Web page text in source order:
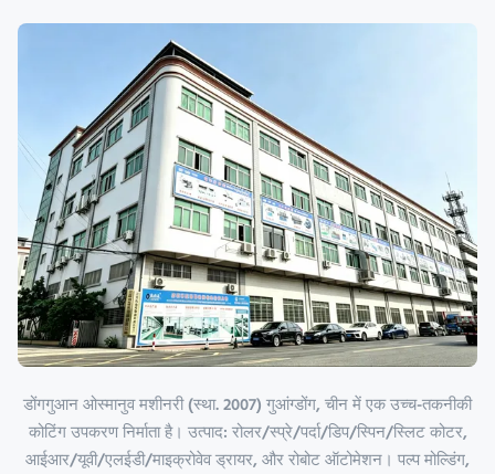
डोंगगुआन ओस्मानुव मशीनरी (स्था. 2007) गुआंग्डोंग, चीन में एक उच्च-तकनीकी
कोटिंग उपकरण निर्माता है। उत्पाद: रोलर/स्प्रे/पर्दा/डिप/स्पिन/स्लिट कोटर,
आईआर/यूवी/एलईडी/माइक्रोवेव ड्रायर, और रोबोट ऑटोमेशन। पल्प मोल्डिंग,